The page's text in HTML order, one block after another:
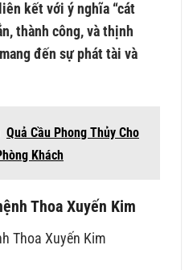
kết với ý nghĩa “cát
thành công, và thịnh
đến sự phát tài và
Quả Cầu Phong Thủy Cho
Khách
Thoa Xuyến Kim
Thoa Xuyến Kim